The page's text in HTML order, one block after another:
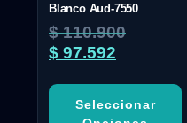
Blanco Aud-7550
$110.900
$ 97.592
Seleccionar